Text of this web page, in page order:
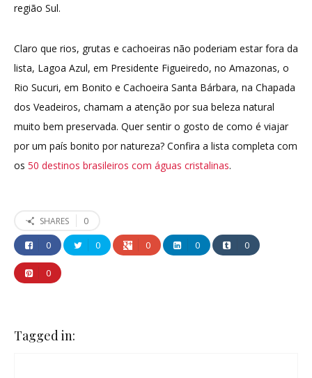
região Sul.
Claro que rios, grutas e cachoeiras não poderiam estar fora da
lista, Lagoa Azul, em Presidente Figueiredo, no Amazonas, o
Rio Sucuri, em Bonito e Cachoeira Santa Bárbara, na Chapada
dos Veadeiros, chamam a atenção por sua beleza natural
muito bem preservada. Quer sentir o gosto de como é viajar
por um país bonito por natureza? Confira a lista completa com
os 50 destinos brasileiros com águas cristalinas.
SHARES
0
0
0 0 0 0
0
Tagged in: